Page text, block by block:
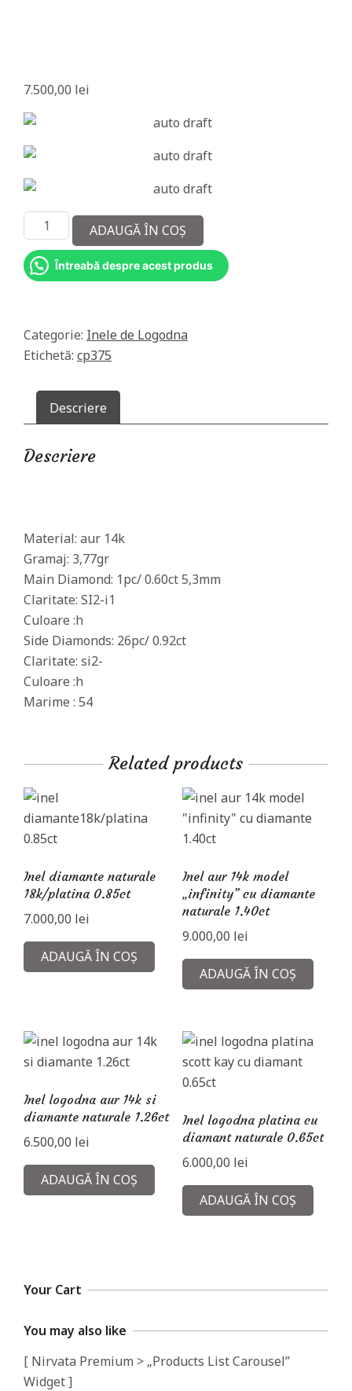
7.500,00 lei
Cantitate
Inel
aur
14k
1,5ct
ADAUGĂ ÎN COȘ
Întreabă despre acest produs
Categorie: Inele de Logodna
Etichetă: cp375
Descriere
Descriere
Material: aur 14k
Gramaj: 3,77gr
Main Diamond: 1pc/ 0.60ct 5,3mm
Claritate: SI2-i1
Culoare :h
Side Diamonds: 26pc/ 0.92ct
Claritate: si2-
Culoare :h
Marime : 54
Related products
Inel diamante naturale
18k/platina 0.85ct
7.000,00 lei
ADAUGĂ ÎN COȘ
Inel aur 14k model
„infinity” cu diamante
naturale 1.40ct
9.000,00 lei
ADAUGĂ ÎN COȘ
Inel logodna aur 14k si
diamante naturale 1.26ct
6.500,00 lei
ADAUGĂ ÎN COȘ
Inel logodna platina cu
diamant naturale 0.65ct
6.000,00 lei
ADAUGĂ ÎN COȘ
Your Cart
You may also like
[ Nirvata Premium > „Products List Carousel”
Widget ]